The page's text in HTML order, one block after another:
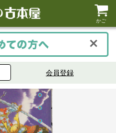
かご
会員登録